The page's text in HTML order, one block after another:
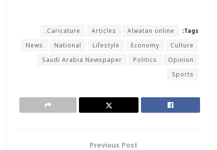
Tags:
Alwatan online
Articles
Caricature.
Culture
Economy
Lifestyle
National
News
Opinion
Politics
Saudi Arabia Newspaper
Sports
Previous Post